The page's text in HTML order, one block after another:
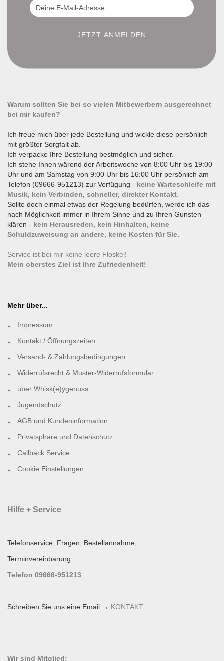
Warum sollten Sie bei so vielen Mitbewerbern ausgerechnet
bei mir kaufen?
Ich freue mich über jede Bestellung und wickle diese persönlich
mit größter Sorgfalt ab.
Ich verpacke Ihre Bestellung bestmöglich und sicher.
Ich stehe Ihnen wärend der Arbeitswoche von 8:00 Uhr bis 19:00
Uhr und am Samstag von 9:00 Uhr bis 16:00 Uhr persönlich am
Telefon (09666-951213) zur Verfügung - keine Warteschleife mit
Musik, kein Verbinden, schneller, direkter Kontakt.
Sollte doch einmal etwas der Regelung bedürfen, werde ich das
nach Möglichkeit immer in Ihrem Sinne und zu Ihren Gunsten
klären - kein Herausreden, kein Hinhalten, keine
Schuldzuweisung an andere, keine Kosten für Sie.
Service ist bei mir keine leere Floskel!
Mein oberstes Ziel ist Ihre Zufriedenheit!
Mehr über...
Impressum
Kontakt / Öffnungszeiten
Versand- & Zahlungsbedingungen
Widerrufsrecht & Muster-Widerrufsformular
über Whisk(e)ygenuss
Jugendschutz
AGB und Kundeninformation
Privatsphäre und Datenschutz
Callback Service
Cookie Einstellungen
Hilfe + Service
Telefonservice, Fragen, Bestellannahme,
Terminvereinbarung:
Telefon 09666-951213
Schreiben Sie uns eine Email → KONTAKT
Wir sind Mitglied: